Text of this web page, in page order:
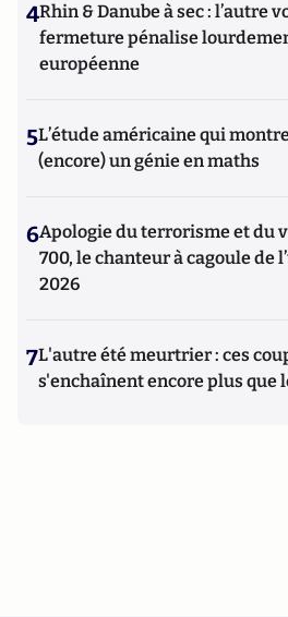
4Rhin & Danube à sec : l’autre
fermeture pénalise
européenne
5L’étude américaine qui montre
(encore) un génie en maths
6Apologie du terrorisme et du
700, le chanteur à cagoule de
2026
7L'autre été meurtrier : ces
s'enchaînent encore plus que